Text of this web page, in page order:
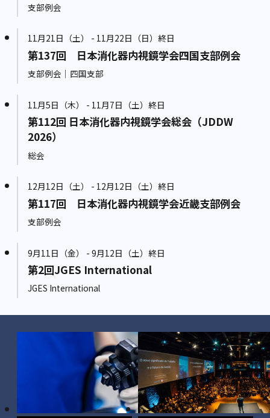
支部例会
11月21日（土） - 11月22日（日）終日
第137回 日本消化器内視鏡学会四国支部例会
支部例会｜四国支部
11月5日（木） - 11月7日（土）終日
第112回 日本消化器内視鏡学会総会（JDDW
2026）
総会
12月12日（土） - 12月12日（土）終日
第117回 日本消化器内視鏡学会近畿支部例会
支部例会
9月11日（金） - 9月12日（土）終日
第2回JGES International
JGES International